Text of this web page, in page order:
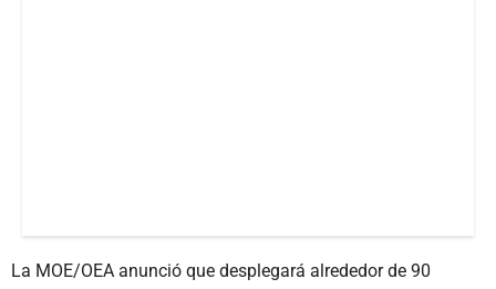
La MOE/OEA anunció que desplegará alrededor de 90